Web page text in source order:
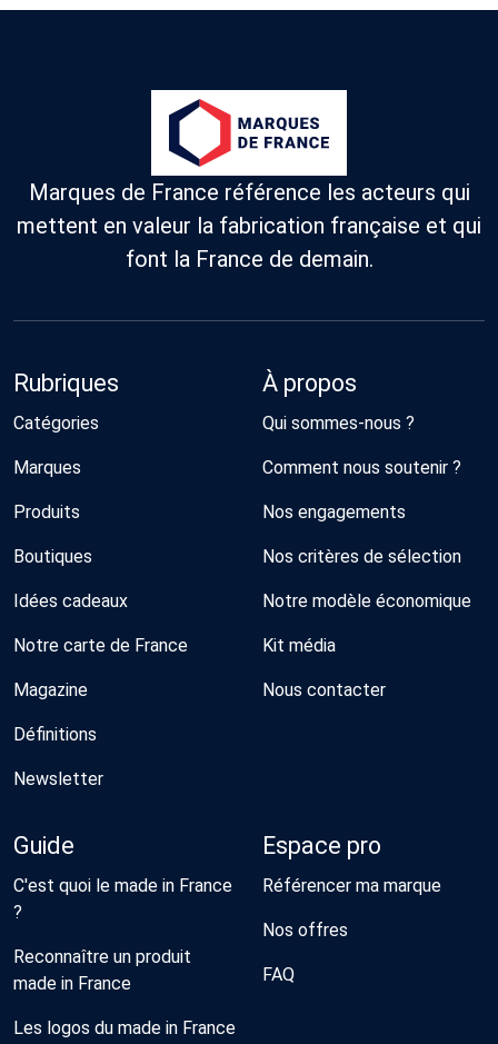
Marques de France référence les acteurs qui
mettent en valeur la fabrication française et qui
font la France de demain.
Rubriques
Catégories
Marques
Produits
Boutiques
Idées cadeaux
Notre carte de France
Magazine
Définitions
Newsletter
À propos
Qui sommes-nous ?
Comment nous soutenir ?
Nos engagements
Nos critères de sélection
Notre modèle économique
Kit média
Nous contacter
Guide
C'est quoi le made in France
?
Reconnaître un produit
made in France
Les logos du made in France
Espace pro
Référencer ma marque
Nos offres
FAQ